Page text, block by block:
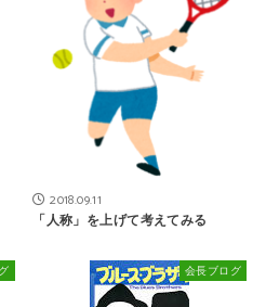
2018.09.11
「人称」を上げて考えてみる
会長ブログ